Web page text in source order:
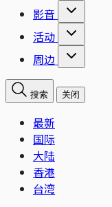
影音
活动
周边
搜索 关闭
最新
国际
大陆
香港
台湾